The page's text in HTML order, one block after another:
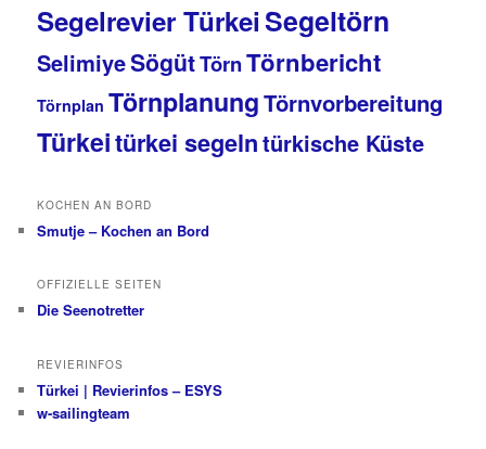
Segelrevier TürkeiSegeltörn
SelimiyeSögütTörnTörnbericht
Törnplan TörnplanungTörnvorbereitung
Türkeitürkei segelntürkische Küste
KOCHEN AN BORD
Smutje – Kochen an Bord
OFFIZIELLE SEITEN
Die Seenotretter
REVIERINFOS
Türkei | Revierinfos – ESYS
w-sailingteam